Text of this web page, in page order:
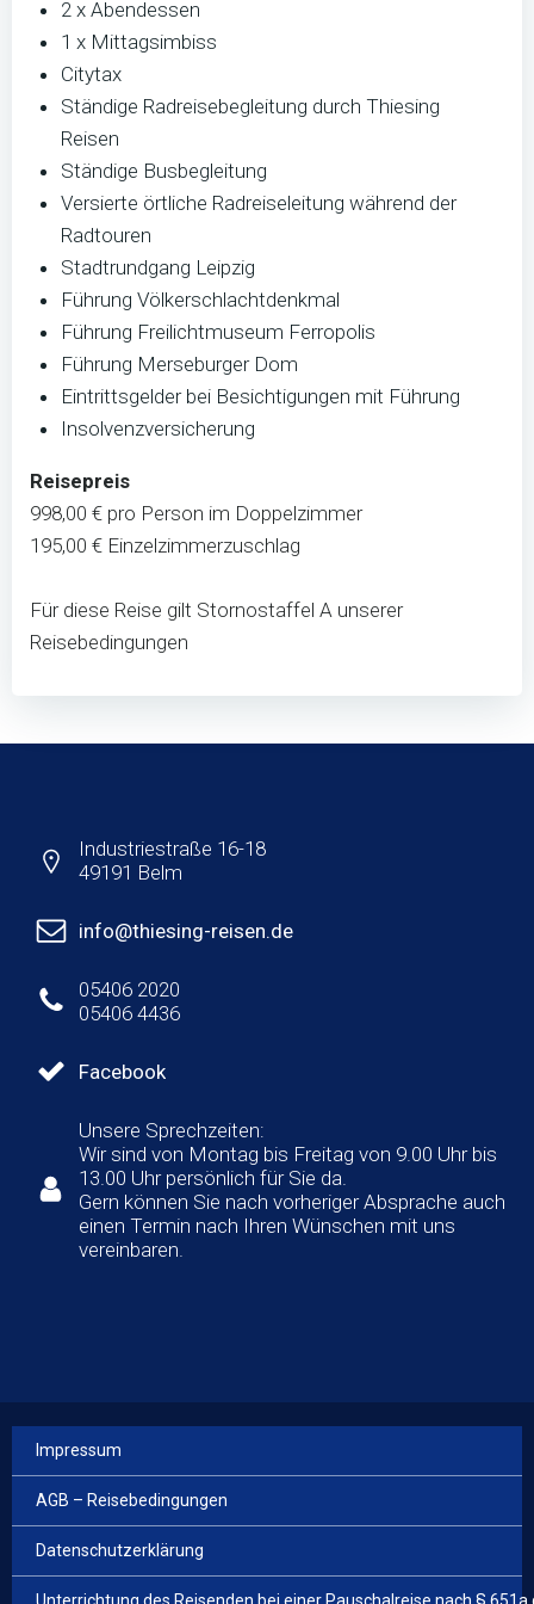
2 x Abendessen
1 x Mittagsimbiss
Citytax
Ständige Radreisebegleitung durch Thiesing
Reisen
Ständige Busbegleitung
Versierte örtliche Radreiseleitung während der
Radtouren
Stadtrundgang Leipzig
Führung Völkerschlachtdenkmal
Führung Freilichtmuseum Ferropolis
Führung Merseburger Dom
Eintrittsgelder bei Besichtigungen mit Führung
Insolvenzversicherung
Reisepreis
998,00 € pro Person im Doppelzimmer
195,00 € Einzelzimmerzuschlag
Für diese Reise gilt Stornostaffel A unserer
Reisebedingungen
Industriestraße 16-18
49191 Belm
info@thiesing-reisen.de
05406 2020
05406 4436
Facebook
Unsere Sprechzeiten:
Wir sind von Montag bis Freitag von 9.00 Uhr bis
13.00 Uhr persönlich für Sie da.
Gern können Sie nach vorheriger Absprache auch
einen Termin nach Ihren Wünschen mit uns
vereinbaren.
Impressum
AGB – Reisebedingungen
Datenschutzerklärung